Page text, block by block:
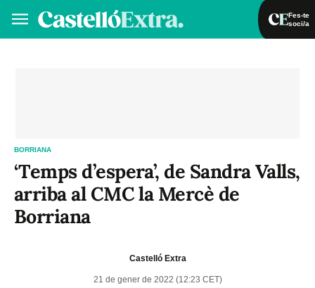
Fes-te
soci/a
BORRIANA
‘Temps d’espera’, de Sandra Valls,
arriba al CMC la Mercè de
Borriana
Castelló Extra
21 de gener de 2022 (12:23 CET)